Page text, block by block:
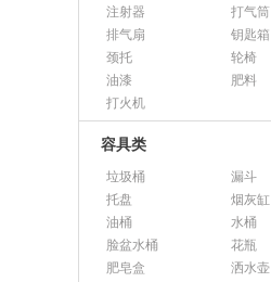
注射器
打气筒
排气扇
钥匙箱
颈托
轮椅
油漆
肥料
打火机
容具类
垃圾桶
漏斗
托盘
烟灰缸
油桶
水桶
脸盆水桶
花瓶
肥皂盒
洒水壶